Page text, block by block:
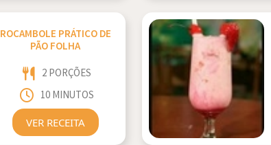
ROCAMBOLE PRÁTICO DE
PÃO FOLHA
2 PORÇÕES
10 MINUTOS
VER RECEITA